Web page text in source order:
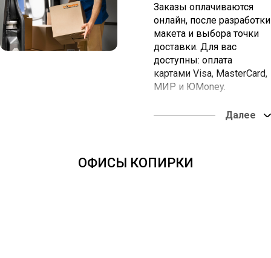
Заказы оплачиваются
онлайн, после разработки
макета и выбора точки
доставки. Для вас
доступны: оплата
картами Visa, MasterCard,
МИР и ЮMoney.
Вы можете забрать заказ
в наших офисах или
ОФИСЫ КОПИРКИ